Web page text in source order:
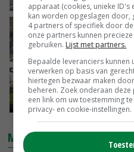
Provincie
Deltaplan
17-04-2020
Zoetwater
minder water'
13-04-2020
MARKTPRIJZEN
apparaat (cookies, unieke
kan worden opgeslagen
4 partners of specifiek door
onze partners kunnen
gebruiken. Lijst met partners.
Bepaalde leveranciers kunnen
verwerken op basis van
hiertegen bezwaar maken
beheren. Zoek onderaan
een link om uw toestemming
privacy- en cookie-instellingen.